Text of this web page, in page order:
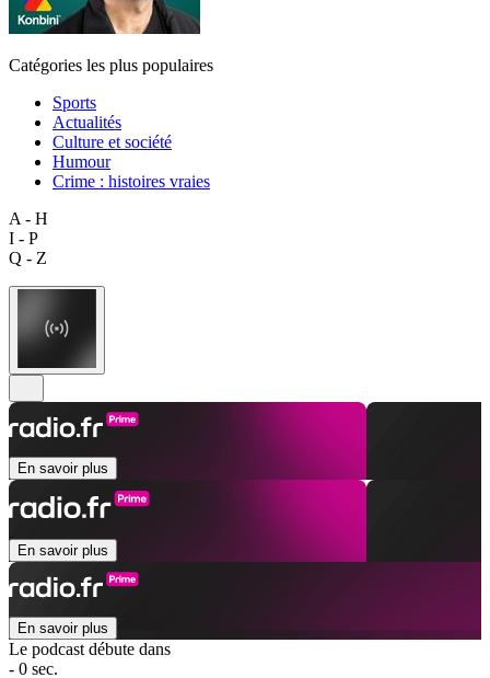
Catégories les plus populaires
Sports
Actualités
Culture et société
Humour
Crime : histoires vraies
A - H
I - P
Q - Z
En savoir plus
En savoir plus
En savoir plus
Le podcast débute dans
- 0 sec.